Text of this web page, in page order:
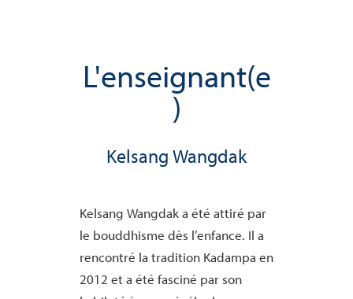
L'enseignant(e
)
Kelsang Wangdak
Kelsang Wangdaka été attiré par
le bouddhisme dès l’enfance. Il a
rencontré la tradition Kadampa en
2012 et a été fasciné par son